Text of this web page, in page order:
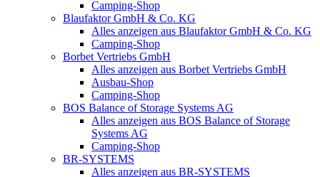
Camping-Shop
Blaufaktor GmbH & Co. KG
Alles anzeigen aus Blaufaktor GmbH & Co. KG
Camping-Shop
Borbet Vertriebs GmbH
Alles anzeigen aus Borbet Vertriebs GmbH
Ausbau-Shop
Camping-Shop
BOS Balance of Storage Systems AG
Alles anzeigen aus BOS Balance of Storage
Systems AG
Camping-Shop
BR-SYSTEMS
Alles anzeigen aus BR-SYSTEMS